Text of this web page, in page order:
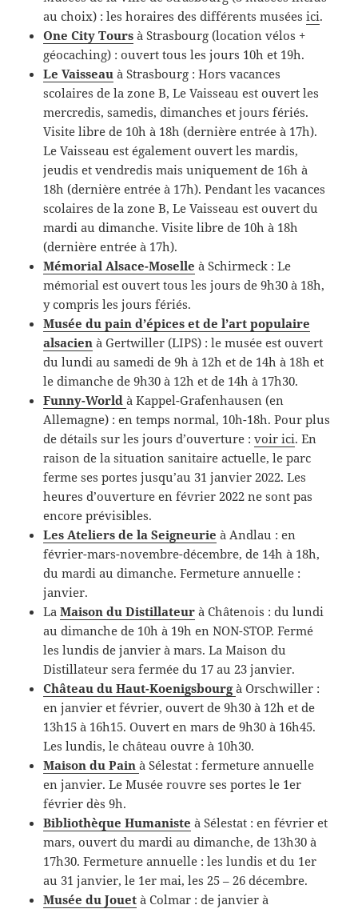
au choix) : les horaires des différents muséesici.
One City Tours à Strasbourg (location vélos +
géocaching) : ouvert tous les jours 10h et 19h.
Le Vaisseau à Strasbourg : Hors vacances
scolaires de la zone B, Le Vaisseau est ouvert les
mercredis, samedis, dimanches et jours fériés.
Visite libre de 10h à 18h (dernière entrée à 17h).
Le Vaisseau est également ouvert les mardis,
jeudis et vendredis mais uniquement de 16h à
18h (dernière entrée à 17h). Pendant les vacances
scolaires de la zone B, Le Vaisseau est ouvert du
mardi au dimanche. Visite libre de 10h à 18h
(dernière entrée à 17h).
Mémorial Alsace-Moselle à Schirmeck : Le
mémorial est ouvert tous les jours de 9h30 à 18h,
y compris les jours fériés.
Musée du pain d’épices et de l’art populaire
alsacien à Gertwiller (LIPS) : le musée est ouvert
du lundi au samedi de 9h à 12h et de 14h à 18h et
le dimanche de 9h30 à 12h et de 14h à 17h30.
Funny-World à Kappel-Grafenhausen (en
Allemagne) : en temps normal, 10h-18h. Pour plus
de détails sur les jours d’ouverture :voir ici. En
raison de la situation sanitaire actuelle, le parc
ferme ses portes jusqu’au 31 janvier 2022. Les
heures d’ouverture en février 2022 ne sont pas
encore prévisibles.
Les Ateliers de la Seigneurie à Andlau : en
février-mars-novembre-décembre, de 14h à 18h,
du mardi au dimanche. Fermeture annuelle :
janvier.
LaMaison du Distillateur à Châtenois : du lundi
au dimanche de 10h à 19h en NON-STOP. Fermé
les lundis de janvier à mars. La Maison du
Distillateur sera fermée du 17 au 23 janvier.
Château du Haut-Koenigsbourg à Orschwiller :
en janvier et février, ouvert de 9h30 à 12h et de
13h15 à 16h15. Ouvert en mars de 9h30 à 16h45.
Les lundis, le château ouvre à 10h30.
Maison du Pain à Sélestat : fermeture annuelle
en janvier. Le Musée rouvre ses portes le 1er
février dès 9h.
Bibliothèque Humaniste à Sélestat : en février et
mars, ouvert du mardi au dimanche, de 13h30 à
17h30. Fermeture annuelle : les lundis et du 1er
au 31 janvier, le 1er mai, les 25 – 26 décembre.
Musée du Jouet à Colmar : de janvier à